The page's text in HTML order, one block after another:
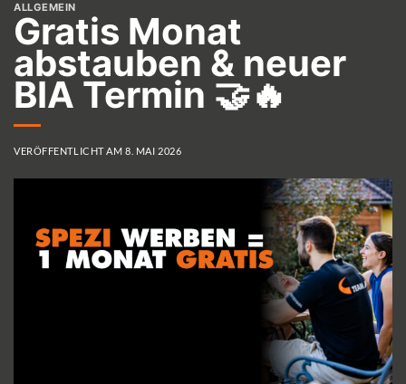
ALLGEMEIN
Gratis Monat
abstauben & neuer
BIA Termin 🤝🔥
VERÖFFENTLICHT AM8. MAI 2026